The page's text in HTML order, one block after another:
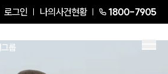
로그인 나의사건현황 1800-7905